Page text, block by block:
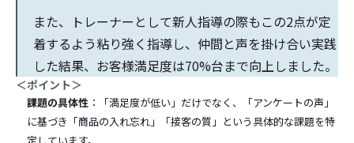
また、トレーナーとして新人指導の際もこの2点が定
着するよう粘り強く指導し、仲間と声を掛け合い実践
した結果、お客様満足度は70%台まで向上しました。
＜ポイント＞
課題の具体性 ：「満足度が低い」だけでなく、「アンケートの声」
に基づき「商品の入れ忘れ」「接客の質」という具体的な課題を特